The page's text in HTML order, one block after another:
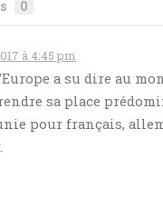
0
à 4:45 pm
a su dire au
sa place
pour français,